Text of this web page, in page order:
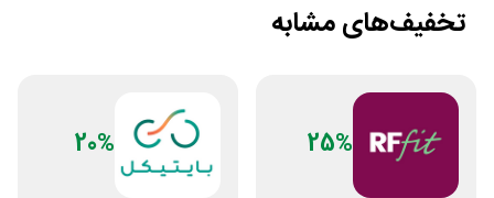
تخفیف‌های مشابه
25%
20%